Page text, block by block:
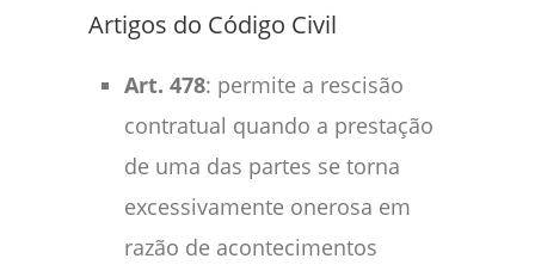
Artigos do Código Civil
Art. 478: permite a rescisão
contratual quando a prestação
de uma das partes se torna
excessivamente onerosa em
razão de acontecimentos